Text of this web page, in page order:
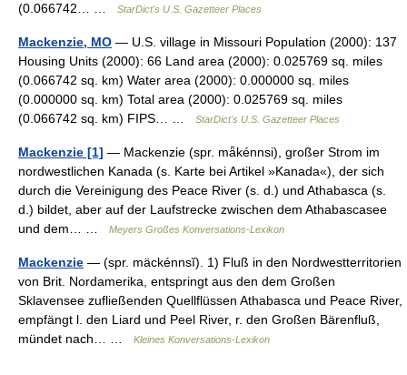
(0.066742… …
StarDict's U.S. Gazetteer Places
Mackenzie, MO — U.S. village in Missouri Population (2000): 137
Housing Units (2000): 66 Land area (2000): 0.025769 sq. miles
(0.066742 sq. km) Water area (2000): 0.000000 sq. miles
(0.000000 sq. km) Total area (2000): 0.025769 sq. miles
(0.066742 sq. km) FIPS… …
StarDict's U.S. Gazetteer Places
Mackenzie [1] — Mackenzie (spr. mǟkénnsi), großer Strom im
nordwestlichen Kanada (s. Karte bei Artikel »Kanada«), der sich
durch die Vereinigung des Peace River (s. d.) und Athabasca (s.
d.) bildet, aber auf der Laufstrecke zwischen dem Athabascasee
und dem… …
Meyers Großes Konversations-Lexikon
Mackenzie — (spr. mäckénnsĭ). 1) Fluß in den Nordwestterritorien
von Brit. Nordamerika, entspringt aus den dem Großen
Sklavensee zufließenden Quellflüssen Athabasca und Peace River,
empfängt l. den Liard und Peel River, r. den Großen Bärenfluß,
mündet nach… …
Kleines Konversations-Lexikon